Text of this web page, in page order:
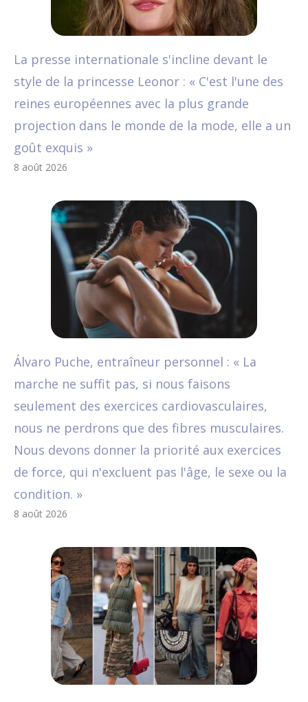
La presse internationale s'incline devant le
style de la princesse Leonor : « C'est l'une des
reines européennes avec la plus grande
projection dans le monde de la mode, elle a un
goût exquis »
8 août 2026
Álvaro Puche, entraîneur personnel : « La
marche ne suffit pas, si nous faisons
seulement des exercices cardiovasculaires,
nous ne perdrons que des fibres musculaires.
Nous devons donner la priorité aux exercices
de force, qui n'excluent pas l'âge, le sexe ou la
condition. »
8 août 2026